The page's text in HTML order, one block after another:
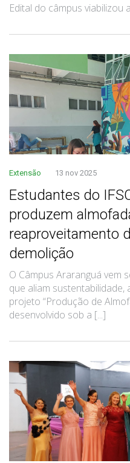
Edital do câmpus viabilizou
Extensão 13 nov 2025
Estudantes do
produzem
reaproveitamento
demolição
O Câmpus Araranguá vem
que aliam sustentabilidade,
projeto “Produção de
desenvolvido sob a [...]